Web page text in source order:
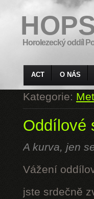
Horolezecký oddíl
ACT O NÁS
Kategorie:
Oddílové
A kurva, jen
Vážení
jste srdečně